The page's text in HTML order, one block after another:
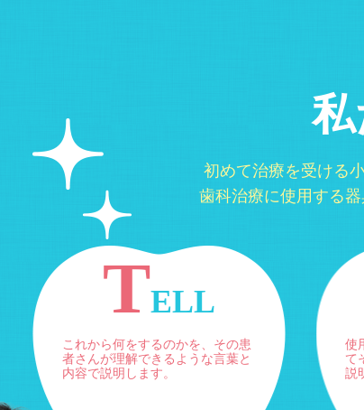
初めて治療を受ける
歯科治療に使用する
TELL
これから何をするのかを、その患
者さんが理解できるような言葉と
内容で説明します。
使
て
説